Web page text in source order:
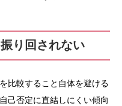
り回されない
比較すること自体を避ける
己否定に直結しにくい傾向